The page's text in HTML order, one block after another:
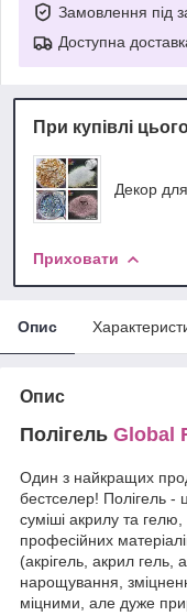
Замовлення під
Доступна
При купівлі
Декор
Приховати
Опис
Опис
Полігель Global
Один з найкращих
бестселер! Полігель -
суміші акрилу та гелю,
професійних
(акрігель, акрил гель,
нарощування,
міцними, але дуже